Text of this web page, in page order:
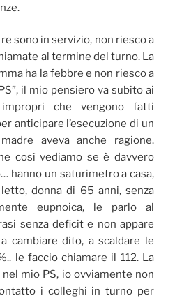
sono in servizio, non riesco a
al termine del turno. La
ha la febbre e non riesco a
il mio pensiero va subito ai
che vengono fatti
anticipare l’esecuzione di un
aveva anche ragione.
così vediamo se è davvero
hanno un saturimetro a casa,
donna di 65 anni, senza
eupnoica, le parlo al
senza deficit e non appare
cambiare dito, a scaldare le
le faccio chiamare il 112. La
mio PS, io ovviamente non
i colleghi in turno per